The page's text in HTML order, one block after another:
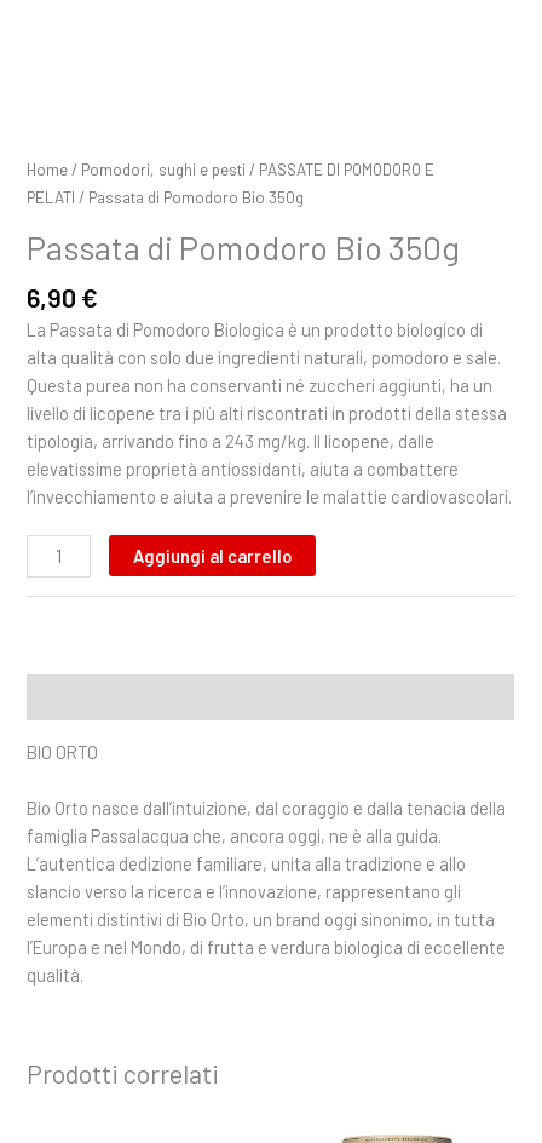
Home / Pomodori, sughi e pesti / PASSATE DI POMODORO E
PELATI / Passata di Pomodoro Bio 350g
Passata di Pomodoro Bio 350g
6,90 €
La Passata di Pomodoro Biologica è un prodotto biologico di
alta qualità con solo due ingredienti naturali, pomodoro e sale.
Questa purea non ha conservanti né zuccheri aggiunti, ha un
livello di licopene tra i più alti riscontrati in prodotti della stessa
tipologia, arrivando fino a 243 mg/kg. Il licopene, dalle
elevatissime proprietà antiossidanti, aiuta a combattere
l’invecchiamento e aiuta a prevenire le malattie cardiovascolari.
Aggiungi al carrello
BIO ORTO
Bio Orto nasce dall’intuizione, dal coraggio e dalla tenacia della
famiglia Passalacqua che, ancora oggi, ne è alla guida.
L’autentica dedizione familiare, unita alla tradizione e allo
slancio verso la ricerca e l’innovazione, rappresentano gli
elementi distintivi di Bio Orto, un brand oggi sinonimo, in tutta
l’Europa e nel Mondo, di frutta e verdura biologica di eccellente
qualità.
Prodotti correlati